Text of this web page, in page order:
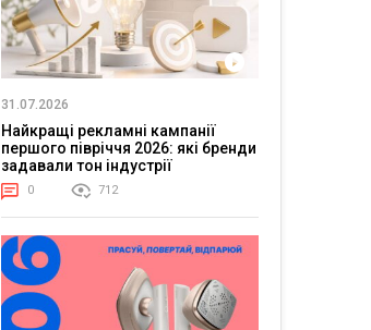
31.07.2026
Найкращі рекламні кампанії
першого півріччя 2026: які бренди
задавали тон індустрії
0 712